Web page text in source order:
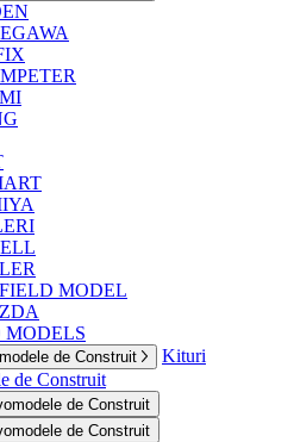
MODEL
MODELS
de Construit
Kituri
de Construit
de Construit
de Construit